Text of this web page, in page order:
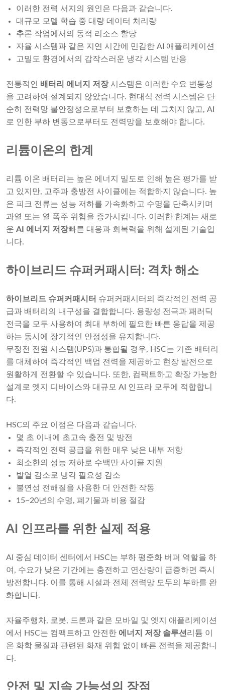
이러한 전력 서지의 원인은 다음과 같습니다.
대규모 모델 학습 중 대량 데이터 처리량
추론 작업에서의 동적 리소스 할당
자율 시스템과 같은 지연 시간에 민감한 AI 애플리케이션
고밀도 환경에서의 갑작스러운 냉각 시스템 반응
전통적인 배터리 에너지 저장시스템은 이러한 수요 변동성
을 고려하여 설계되지 않았습니다. 현대식 전력 시스템은 단
순히 전력망 불안정성으로부터 보호하는 데 그치지 않고, AI
로 인한 부하 변동으로부터도 전력망을 보호해야 합니다.
리튬이온의 한계
리튬 이온 배터리는 높은 에너지 밀도로 인해 높은 평가를 받
고 있지만, 고주파 충방전 사이클에는 적합하지 않습니다. 높
은 피크 전류는 성능 저하를 가속화하고 수명을 단축시키며
과열 또는 열 폭주 위험을 증가시킵니다. 이러한 한계는 새로
운 AI 에너지 저장빠른 대응과 회복력을 위해 설계된 기술입
니다.
하이브리드 슈퍼커패시터: 격차 해소
하이브리드 슈퍼커패시터 슈퍼커패시터의 즉각적인 전력 공
급과 배터리의 내구성을 결합합니다. 용량성 전극과 패러딕
전극을 모두 사용하여 최대 부하에 필요한 빠른 응답을 제공
하는 동시에 장기적인 안정성을 유지합니다.
무정전 전원 시스템(UPS)과 통합될 경우, HSC는 기존 배터리
를 대체하여 즉각적인 백업 전력을 제공하고 현장 발전으로
원활하게 전환할 수 있습니다. 또한, 컴팩트하고 확장 가능한
설계로 엣지 디바이스와 대규모 AI 인프라 모두에 적합합니
다.
HSC의 주요 이점은 다음과 같습니다.
몇 초 이내에 초고속 충전 및 방전
즉각적인 전력 공급을 위한 매우 낮은 내부 저항
최소한의 성능 저하로 수백만 사이클 지원
발열 감소로 냉각 필요성 감소
불연성 전해질을 사용한 더 안전한 작동
15~20년의 수명, 폐기물과 비용 절감
AI 인프라를 위한 실제 적용
AI 중심 데이터 센터에서 HSC는 부하 평준화 버퍼 역할을 하
여, 수요가 낮은 기간에는 충전하고 연산량이 급증하면 즉시
방전합니다. 이를 통해 시설과 전체 전력망 모두의 부하를 완
화합니다.
자율주행차, 로봇, 드론과 같은 모바일 및 엣지 애플리케이션
에서 HSC는 컴팩트하고 안전한 에너지 저장 솔루션 리튬 이
온 화학 물질과 관련된 화재 위험 없이 빠른 전력을 제공합니
다.
안전 및 지속 가능성의 장점